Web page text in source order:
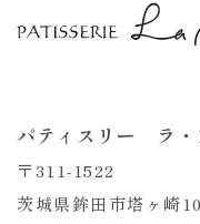
パティスリー ラ・
〒311-1522
茨城県鉾田市塔ヶ崎